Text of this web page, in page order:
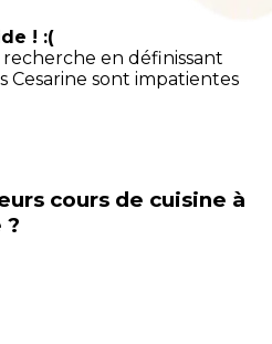
! :(
en définissant
Cesarine sont impatientes
cours de cuisine à
?